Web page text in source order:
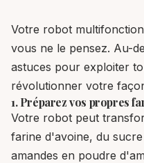
Votre robot
vous ne le pensez. Au-
astuces pour exploiter
révolutionner votre
1. Préparez vos propres
Votre robot peut
farine d'avoine, du
amandes en poudre